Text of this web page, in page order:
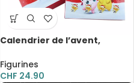
Calendrier de l’avent,
rebours pour enfant, 24
pièces
Figurines
CHF 24.90